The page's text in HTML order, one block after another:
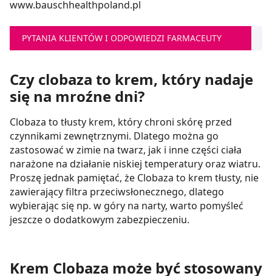
www.bauschhealthpoland.pl
PYTANIA KLIENTÓW I ODPOWIEDZI FARMACEUTY
Czy clobaza to krem, który nadaje
się na mroźne dni?
Clobaza to tłusty krem, który chroni skórę przed
czynnikami zewnętrznymi. Dlatego można go
zastosować w zimie na twarz, jak i inne części ciała
narażone na działanie niskiej temperatury oraz wiatru.
Proszę jednak pamiętać, że Clobaza to krem tłusty, nie
zawierający filtra przeciwsłonecznego, dlatego
wybierając się np. w góry na narty, warto pomyśleć
jeszcze o dodatkowym zabezpieczeniu.
Krem Clobaza może być stosowany